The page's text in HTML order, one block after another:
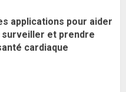
applications pour aider
et prendre
cardiaque